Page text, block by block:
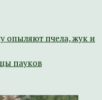
опыляют пчела, жук и
пауков